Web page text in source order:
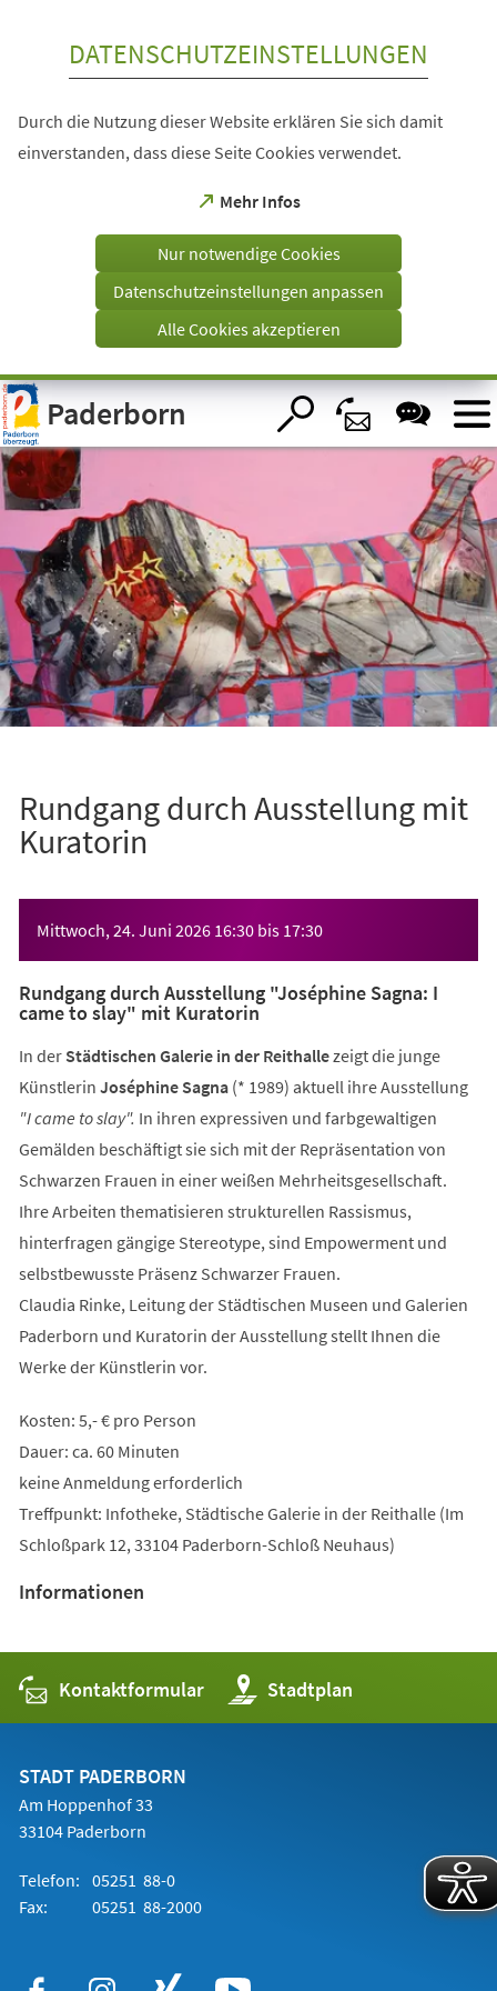
Visuelle
Assistenzsoftware
öffnen.
DATENSCHUTZEINSTELLUNGEN
Durch die Nutzung dieser Website erklären Sie sich damit
einverstanden, dass diese Seite Cookies verwendet.
Mehr Infos
(Öffnet
einem
Tab)
Nur notwendige Cookies
Datenschutzeinstellungen anpassen
Alle Cookies akzeptieren
Paderborn
Rundgang durch Ausstellung mit
Kuratorin
Mittwoch, 24. Juni 2026 16:30 bis 17:30
Rundgang durch Ausstellung "Joséphine Sagna: I
came to slay" mit Kuratorin
In der Städtischen Galerie in der Reithallezeigt die junge
Künstlerin Joséphine Sagna(* 1989) aktuell ihre Ausstellung
"I came to slay". In ihren expressiven und farbgewaltigen
Gemälden beschäftigt sie sich mit der Repräsentation von
Schwarzen Frauen in einer weißen Mehrheitsgesellschaft.
Ihre Arbeiten thematisieren strukturellen Rassismus,
hinterfragen gängige Stereotype, sind Empowerment und
selbstbewusste Präsenz Schwarzer Frauen.
Claudia Rinke, Leitung der Städtischen Museen und Galerien
Paderborn und Kuratorin der Ausstellung stellt Ihnen die
Werke der Künstlerin vor.
Kosten: 5,- € pro Person
Dauer: ca. 60 Minuten
keine Anmeldung erforderlich
Treffpunkt: Infotheke, Städtische Galerie in der Reithalle (Im
Schloßpark 12, 33104 Paderborn-Schloß Neuhaus)
Informationen
Kontaktformular Stadtplan
(Öffnet
in
einem
STADT PADERBORN
Am Hoppenhof 33
33104 Paderborn
Telefon: 05251 88-0
Fax:
05251 88-2000